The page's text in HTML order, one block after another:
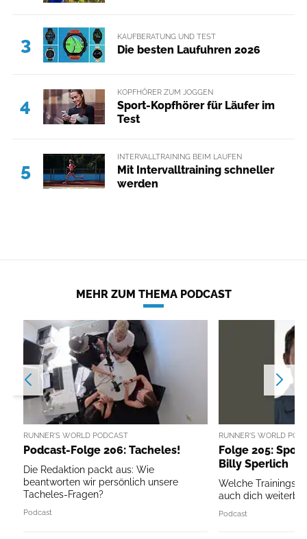
3 KAUFBERATUNG UND TEST
Die besten Laufuhren 2026
4
KOPFHÖRER ZUM JOGGEN
Sport-Kopfhörer für Läufer im
Test
5
INTERVALLTRAINING BEIM LAUFEN
Mit Intervalltraining schneller
werden
MEHR ZUM THEMA PODCAST
RUNNER'S WORLD PODCAST
Podcast-Folge 206: Tacheles!
Die Redaktion packt aus: Wie
beantworten wir persönlich unsere
Tacheles-Fragen?
Podcast
RUNNER'S WORLD
Folge 205:
Billy Sperlich
Welche
auch dich
Podcast